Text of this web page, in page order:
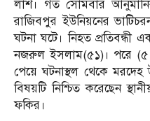
লাশ। গত সোমবার
রাজিবপুর ইউনিয়নের
ঘটনা ঘটে। নিহত প্রতিবন্ধী
নজরুল ইসলাম(৫১)। পরে (৫
পেয়ে ঘটনাস্থল থেকে মরদেহ
বিষয়টি নিশ্চিত করেছেন
ফকির।